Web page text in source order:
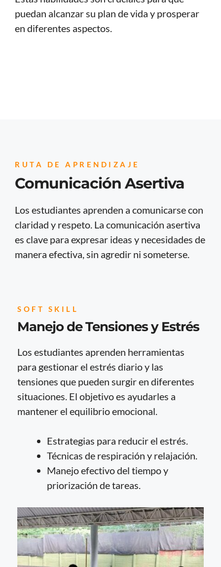
puedan alcanzar su plan de vida y prosperar
en diferentes aspectos.
RUTA DE APRENDIZAJE
Comunicación Asertiva
Los estudiantes aprenden a comunicarse con
claridad y respeto. La comunicación asertiva
es clave para expresar ideas y necesidades de
manera efectiva, sin agredir ni someterse.
SOFT SKILL
Manejo de Tensiones y Estrés
Los estudiantes aprenden herramientas
para gestionar el estrés diario y las
tensiones que pueden surgir en diferentes
situaciones. El objetivo es ayudarles a
mantener el equilibrio emocional.
Estrategias para reducir el estrés.
Técnicas de respiración y relajación.
Manejo efectivo del tiempo y
priorización de tareas.